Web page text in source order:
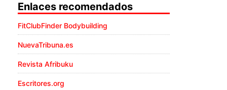
Enlaces recomendados
FitClubFinder Bodybuilding
NuevaTribuna.es
Revista Afribuku
Escritores.org